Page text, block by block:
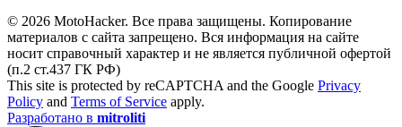
© 2026 MotoHacker. Все права защищены. Копирование
материалов с сайта запрещено. Вся информация на сайте
носит справочный характер и не является публичной офертой
(п.2 ст.437 ГК РФ)
This site is protected by reCAPTCHA and the Google Privacy
Policy and Terms of Service apply.
Разработано в mitroliti